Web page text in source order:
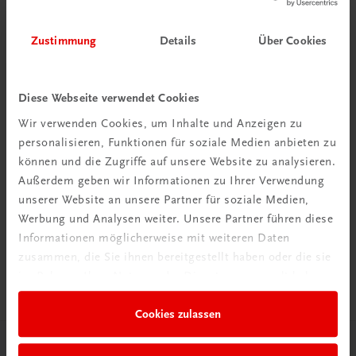
Zustimmung Details Über Cookies
Diese Webseite verwendet Cookies
Wir verwenden Cookies, um Inhalte und Anzeigen zu
personalisieren, Funktionen für soziale Medien anbieten zu
können und die Zugriffe auf unsere Website zu analysieren.
Außerdem geben wir Informationen zu Ihrer Verwendung
unserer Website an unsere Partner für soziale Medien,
Werbung und Analysen weiter. Unsere Partner führen diese
Informationen möglicherweise mit weiteren Daten
zusammen, die Sie ihnen bereitgestellt haben oder die sie
Cookies zulassen
Sachbuch
Das Linzer Schloss
€ 19,90